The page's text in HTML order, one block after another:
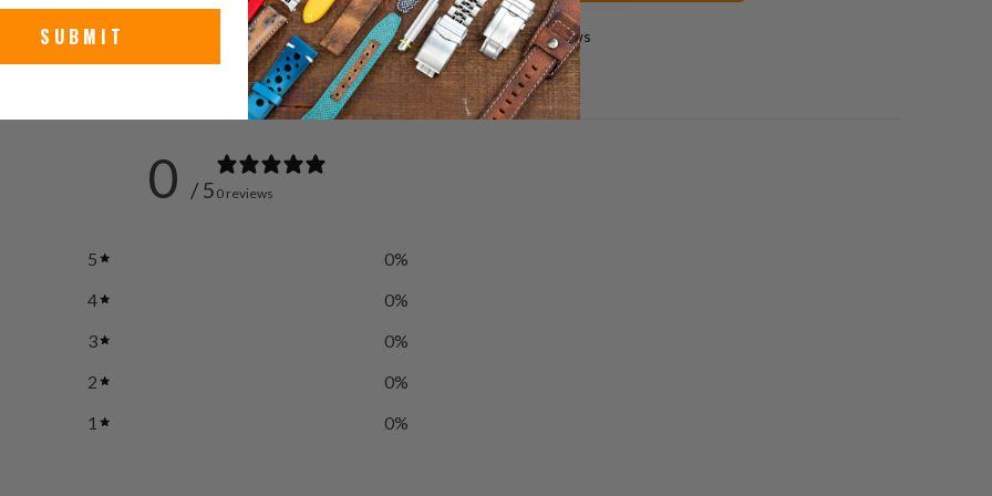
0 reviews
0 / 5 0 reviews
5 0%
4
0%
3
0%
2
0%
1
0%
SUBMIT